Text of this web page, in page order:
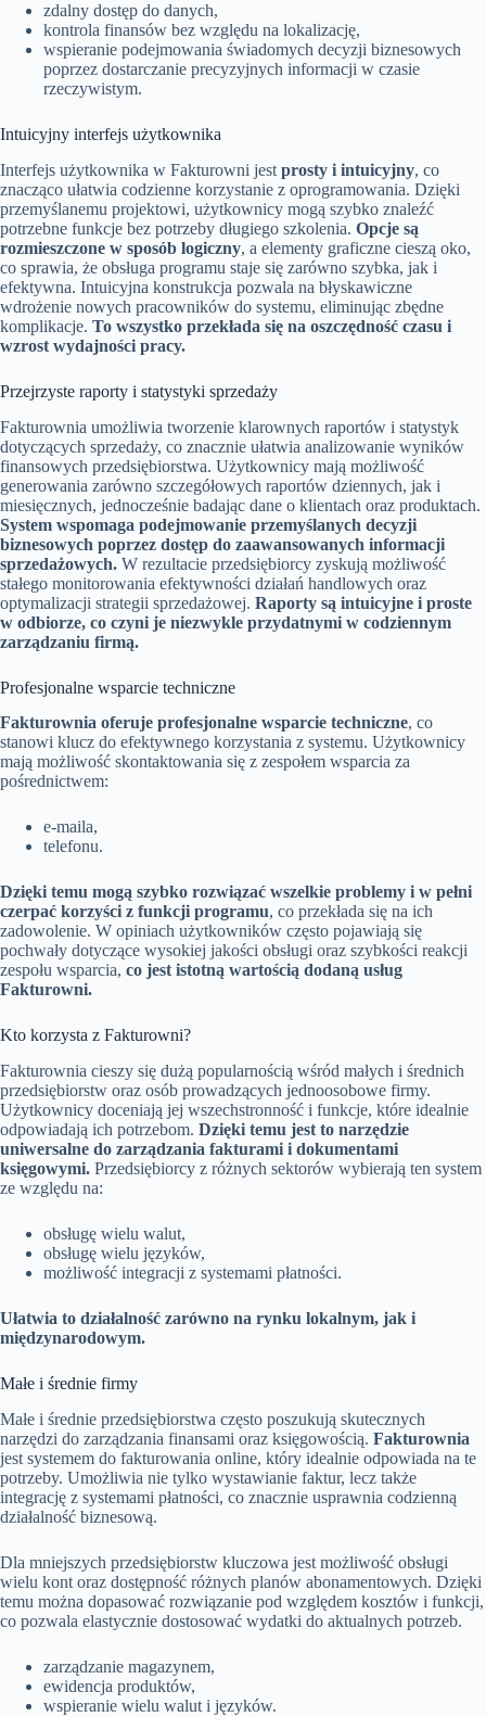
zdalny dostęp do danych,
kontrola finansów bez względu na lokalizację,
wspieranie podejmowania świadomych decyzji biznesowych
poprzez dostarczanie precyzyjnych informacji w czasie
rzeczywistym.
Intuicyjny interfejs użytkownika
Interfejs użytkownika w Fakturowni jest prosty i intuicyjny, co
znacząco ułatwia codzienne korzystanie z oprogramowania. Dzięki
przemyślanemu projektowi, użytkownicy mogą szybko znaleźć
potrzebne funkcje bez potrzeby długiego szkolenia. Opcje są
rozmieszczone w sposób logiczny, a elementy graficzne cieszą oko,
co sprawia, że obsługa programu staje się zarówno szybka, jak i
efektywna. Intuicyjna konstrukcja pozwala na błyskawiczne
wdrożenie nowych pracowników do systemu, eliminując zbędne
komplikacje. To wszystko przekłada się na oszczędność czasu i
wzrost wydajności pracy.
Przejrzyste raporty i statystyki sprzedaży
Fakturownia umożliwia tworzenie klarownych raportów i statystyk
dotyczących sprzedaży, co znacznie ułatwia analizowanie wyników
finansowych przedsiębiorstwa. Użytkownicy mają możliwość
generowania zarówno szczegółowych raportów dziennych, jak i
miesięcznych, jednocześnie badając dane o klientach oraz produktach.
System wspomaga podejmowanie przemyślanych decyzji
biznesowych poprzez dostęp do zaawansowanych informacji
sprzedażowych. W rezultacie przedsiębiorcy zyskują możliwość
stałego monitorowania efektywności działań handlowych oraz
optymalizacji strategii sprzedażowej. Raporty są intuicyjne i proste
w odbiorze, co czyni je niezwykle przydatnymi w codziennym
zarządzaniu firmą.
Profesjonalne wsparcie techniczne
Fakturownia oferuje profesjonalne wsparcie techniczne, co
stanowi klucz do efektywnego korzystania z systemu. Użytkownicy
mają możliwość skontaktowania się z zespołem wsparcia za
pośrednictwem:
e-maila,
telefonu.
Dzięki temu mogą szybko rozwiązać wszelkie problemy i w pełni
czerpać korzyści z funkcji programu, co przekłada się na ich
zadowolenie. W opiniach użytkowników często pojawiają się
pochwały dotyczące wysokiej jakości obsługi oraz szybkości reakcji
zespołu wsparcia, co jest istotną wartością dodaną usług
Fakturowni.
Kto korzysta z Fakturowni?
Fakturownia cieszy się dużą popularnością wśród małych i średnich
przedsiębiorstw oraz osób prowadzących jednoosobowe firmy.
Użytkownicy doceniają jej wszechstronność i funkcje, które idealnie
odpowiadają ich potrzebom. Dzięki temu jest to narzędzie
uniwersalne do zarządzania fakturami i dokumentami
księgowymi. Przedsiębiorcy z różnych sektorów wybierają ten system
ze względu na:
obsługę wielu walut,
obsługę wielu języków,
możliwość integracji z systemami płatności.
Ułatwia to działalność zarówno na rynku lokalnym, jak i
międzynarodowym.
Małe i średnie firmy
Małe i średnie przedsiębiorstwa często poszukują skutecznych
narzędzi do zarządzania finansami oraz księgowością. Fakturownia
jest systemem do fakturowania online, który idealnie odpowiada na te
potrzeby. Umożliwia nie tylko wystawianie faktur, lecz także
integrację z systemami płatności, co znacznie usprawnia codzienną
działalność biznesową.
Dla mniejszych przedsiębiorstw kluczowa jest możliwość obsługi
wielu kont oraz dostępność różnych planów abonamentowych. Dzięki
temu można dopasować rozwiązanie pod względem kosztów i funkcji,
co pozwala elastycznie dostosować wydatki do aktualnych potrzeb.
zarządzanie magazynem,
ewidencja produktów,
wspieranie wielu walut i języków.